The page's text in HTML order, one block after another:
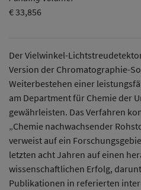
€ 33,856
Der Vielwinkel-
Version der Chromatographie-
Weiterbestehen einer
am Department für Chemie der
gewährleisten. Das Verfahren
„Chemie nachwachsender
verweist auf ein
letzten acht Jahren auf einen
wissenschaftlichen Erfolg,
Publikationen in referierten